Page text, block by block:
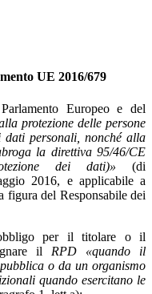
UE 2016/679
Europeo e del
protezione delle persone
personali, nonché alla
la direttiva 95/46/CE
dei dati)» (di
2016, e applicabile a
figura del Responsabile dei
per il titolare o il
il RPD «quando il
o da un organismo
quando esercitano le